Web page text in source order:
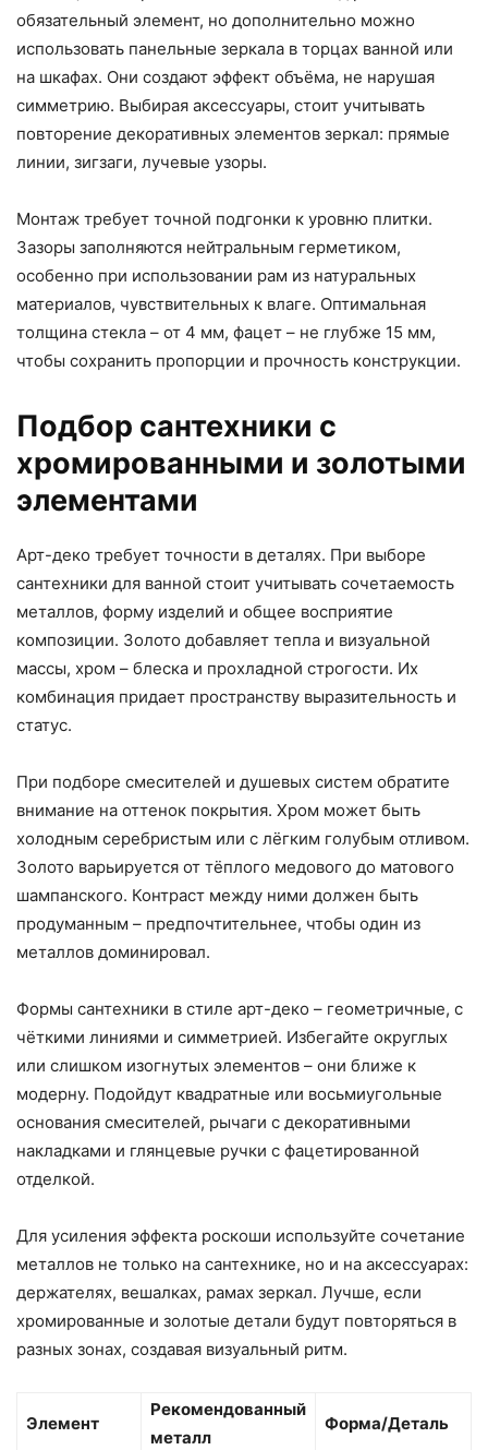
обязательный элемент, но дополнительно можно
использовать панельные зеркала в торцах ванной или
на шкафах. Они создают эффект объёма, не нарушая
симметрию. Выбирая аксессуары, стоит учитывать
повторение декоративных элементов зеркал: прямые
линии, зигзаги, лучевые узоры.
Монтаж требует точной подгонки к уровню плитки.
Зазоры заполняются нейтральным герметиком,
особенно при использовании рам из натуральных
материалов, чувствительных к влаге. Оптимальная
толщина стекла – от 4 мм, фацет – не глубже 15 мм,
чтобы сохранить пропорции и прочность конструкции.
Подбор сантехники с
хромированными и золотыми
элементами
Арт-деко требует точности в деталях. При выборе
сантехники для ванной стоит учитывать сочетаемость
металлов, форму изделий и общее восприятие
композиции. Золото добавляет тепла и визуальной
массы, хром – блеска и прохладной строгости. Их
комбинация придает пространству выразительность и
статус.
При подборе смесителей и душевых систем обратите
внимание на оттенок покрытия. Хром может быть
холодным серебристым или с лёгким голубым отливом.
Золото варьируется от тёплого медового до матового
шампанского. Контраст между ними должен быть
продуманным – предпочтительнее, чтобы один из
металлов доминировал.
Формы сантехники в стиле арт-деко – геометричные, с
чёткими линиями и симметрией. Избегайте округлых
или слишком изогнутых элементов – они ближе к
модерну. Подойдут квадратные или восьмиугольные
основания смесителей, рычаги с декоративными
накладками и глянцевые ручки с фацетированной
отделкой.
Для усиления эффекта роскоши используйте сочетание
металлов не только на сантехнике, но и на аксессуарах:
держателях, вешалках, рамах зеркал. Лучше, если
хромированные и золотые детали будут повторяться в
разных зонах, создавая визуальный ритм.
Элемент
Рекомендованный
металл
Форма/Деталь